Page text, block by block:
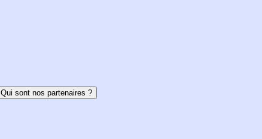
Qui sont nos partenaires ?